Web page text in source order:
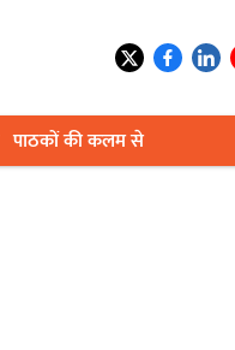
पाठकों की कलम से